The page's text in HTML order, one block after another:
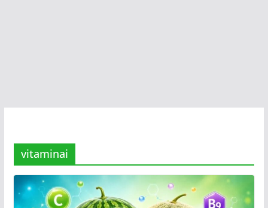
vitaminai